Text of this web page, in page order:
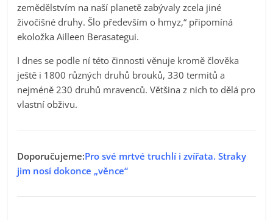
zemědělstvím na naší planetě zabývaly zcela jiné
živočišné druhy. Šlo především o hmyz,“ připomíná
ekoložka Ailleen Berasategui.
I dnes se podle ní této činnosti věnuje kromě člověka
ještě i 1800 různých druhů brouků, 330 termitů a
nejméně 230 druhů mravenců. Většina z nich to dělá pro
vlastní obživu.
Doporučujeme:Pro své mrtvé truchlí i zvířata. Straky
jim nosí dokonce „věnce“